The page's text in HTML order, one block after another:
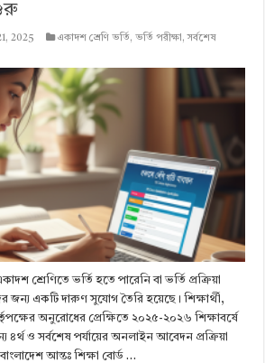
2025 একাদশ শ্রেণি ভর্তি,ভর্তি পরীক্ষা ,সর্বশেষ
শ্রেণিতে ভর্তি হতে পারেনি বা ভর্তি প্রক্রিয়া
জন্য একটি দারুণ সুযোগ তৈরি হয়েছে। শিক্ষার্থী,
অনুরোধের প্রেক্ষিতে ২০২৫-২০২৬ শিক্ষাবর্ষে
৪র্থ ও সর্বশেষ পর্যায়ের অনলাইন আবেদন প্রক্রিয়া
আন্তঃ শিক্ষা বোর্ড …